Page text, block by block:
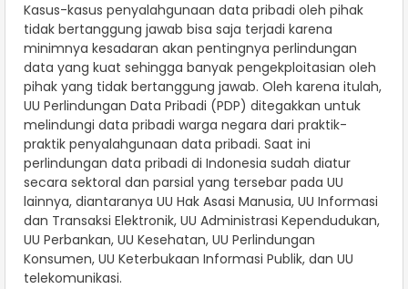
Kasus-kasus penyalahgunaan data pribadi oleh pihak
tidak bertanggung jawab bisa saja terjadi karena
minimnya kesadaran akan pentingnya perlindungan
data yang kuat sehingga banyak pengekploitasian oleh
pihak yang tidak bertanggung jawab. Oleh karena itulah,
UU Perlindungan Data Pribadi (PDP) ditegakkan untuk
melindungi data pribadi warga negara dari praktik-
praktik penyalahgunaan data pribadi. Saat ini
perlindungan data pribadi di Indonesia sudah diatur
secara sektoral dan parsial yang tersebar pada UU
lainnya, diantaranya UU Hak Asasi Manusia, UU Informasi
dan Transaksi Elektronik, UU Administrasi Kependudukan,
UU Perbankan, UU Kesehatan, UU Perlindungan
Konsumen, UU Keterbukaan Informasi Publik, dan UU
telekomunikasi.